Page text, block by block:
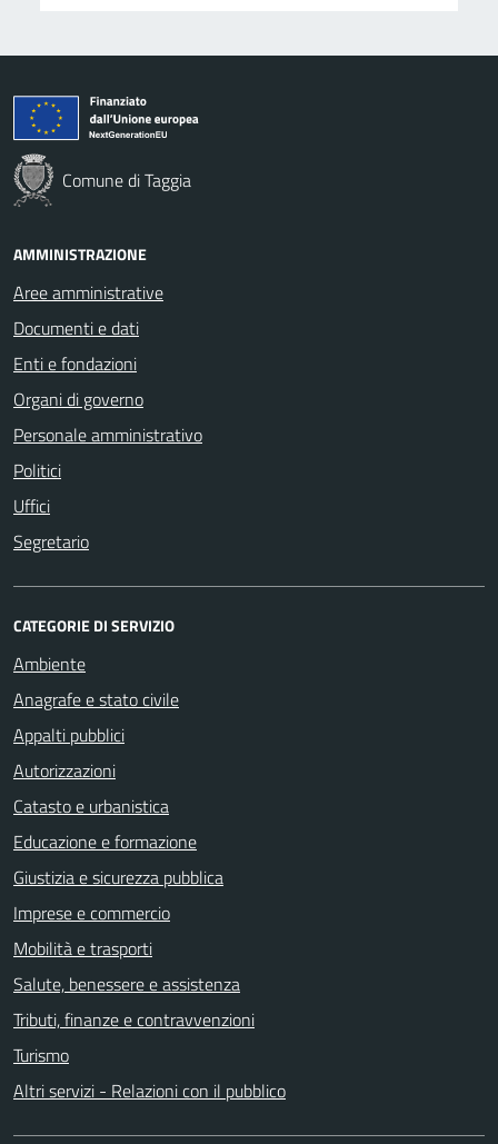
Comune di Taggia
AMMINISTRAZIONE
Aree amministrative
Documenti e dati
Enti e fondazioni
Organi di governo
Personale amministrativo
Politici
Uffici
Segretario
CATEGORIE DI SERVIZIO
Ambiente
Anagrafe e stato civile
Appalti pubblici
Autorizzazioni
Catasto e urbanistica
Educazione e formazione
Giustizia e sicurezza pubblica
Imprese e commercio
Mobilità e trasporti
Salute, benessere e assistenza
Tributi, finanze e contravvenzioni
Turismo
Altri servizi - Relazioni con il pubblico